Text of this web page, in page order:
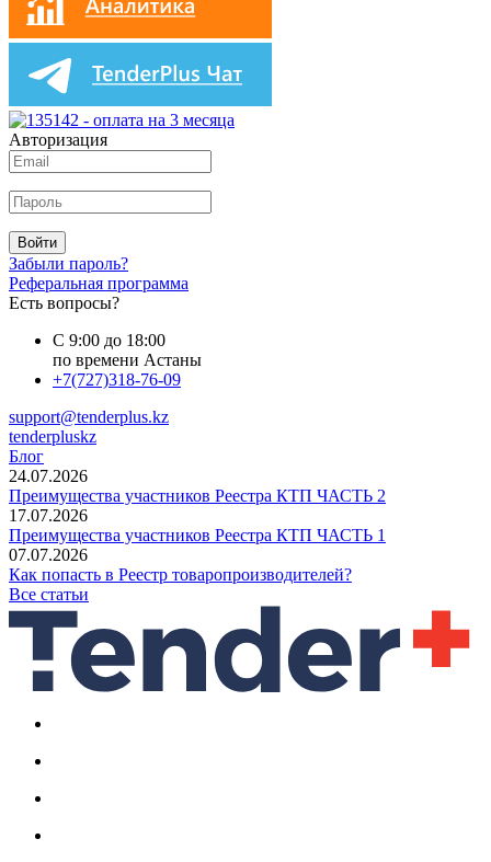
Авторизация
Войти
Забыли пароль?
Реферальная программа
Есть вопросы?
С 9:00 до 18:00
по времени Астаны
+7(727)318-76-09
support@tenderplus.kz
tenderpluskz
Блог
24.07.2026
Преимущества участников Реестра КТП ЧАСТЬ 2
17.07.2026
Преимущества участников Реестра КТП ЧАСТЬ 1
07.07.2026
Как попасть в Реестр товаропроизводителей?
Все статьи